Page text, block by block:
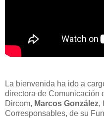
La bienvenida ha ido a
directora de Comunicación
Dircom, Marcos González,
Corresponsables, de su